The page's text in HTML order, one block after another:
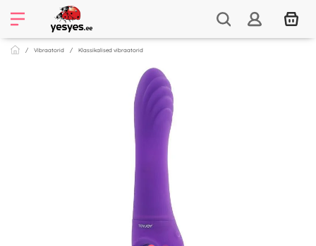
Vibraatorid Klassikalised vibraatorid